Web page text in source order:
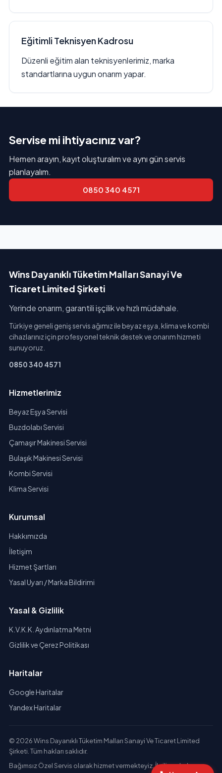
Eğitimli Teknisyen Kadrosu
Düzenli eğitim alan teknisyenlerimiz, marka
standartlarına uygun onarım yapar.
Servise mi ihtiyacınız var?
Hemen arayın, kayıt oluşturalım ve aynı gün servis
planlayalım.
0850 340 4571
Wins Dayanıklı Tüketim Malları Sanayi Ve
Ticaret Limited Şirketi
Yerinde onarım, garantili işçilik ve hızlı müdahale.
Türkiye geneli geniş servis ağımız ile beyaz eşya, klima ve kombi
cihazlarınız için profesyonel teknik destek ve onarım hizmeti
sunuyoruz.
0850 340 4571
Hizmetlerimiz
Beyaz Eşya Servisi
Buzdolabı Servisi
Çamaşır Makinesi Servisi
Bulaşık Makinesi Servisi
Kombi Servisi
Klima Servisi
Kurumsal
Hakkımızda
İletişim
Hizmet Şartları
Yasal Uyarı / Marka Bildirimi
Yasal & Gizlilik
K.V.K.K. Aydınlatma Metni
Gizlilik ve Çerez Politikası
Haritalar
Google Haritalar
Yandex Haritalar
© 2026 Wins Dayanıklı Tüketim Malları Sanayi Ve Ticaret Limited
Şirketi. Tüm hakları saklıdır.
Bağımsız Özel Servis olarak hizmet vermekteyiz. İlgili markaların